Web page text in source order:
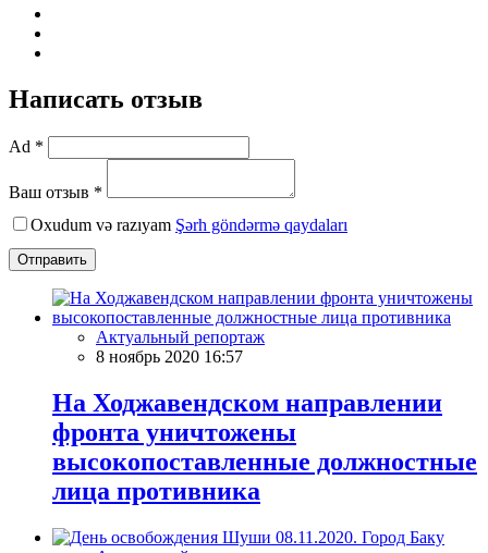
Написать отзыв
Ad *
Ваш отзыв *
Oxudum və razıyam Şərh göndərmə qaydaları
Отправить
Актуальный репортаж
8 ноябрь 2020 16:57
На Ходжавендском направлении
фронта уничтожены
высокопоставленные должностные
лица противника